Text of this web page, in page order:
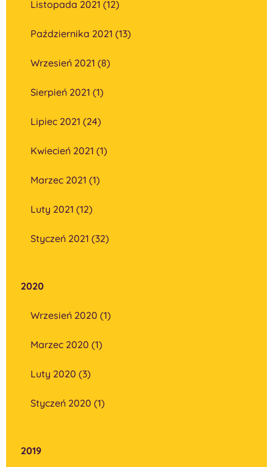
Listopada 2021 (12)
Października 2021 (13)
Wrzesień 2021 (8)
Sierpień 2021 (1)
Lipiec 2021 (24)
Kwiecień 2021 (1)
Marzec 2021 (1)
Luty 2021 (12)
Styczeń 2021 (32)
2020
Wrzesień 2020 (1)
Marzec 2020 (1)
Luty 2020 (3)
Styczeń 2020 (1)
2019